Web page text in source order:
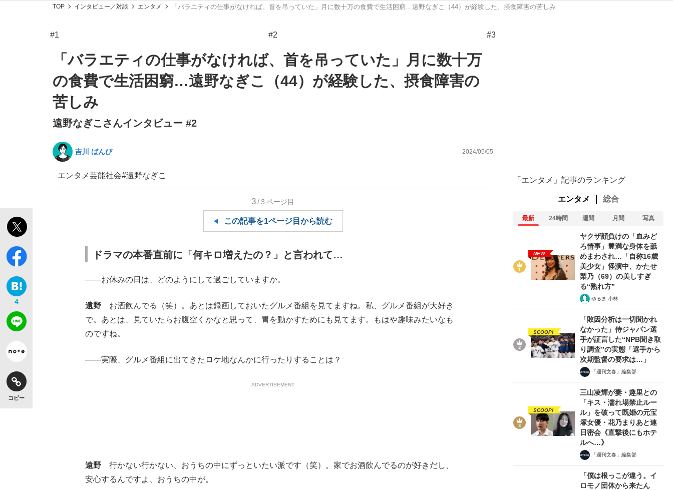
the Style
TOP インタビュー／対談 エンタメ 「バラエティの仕事がなければ、首を吊っていた」月に数十万の食費で生活困窮…遠野なぎこ（44）が経験した、摂食障害の苦しみ
#1 #2 #3
「バラエティの仕事がなければ、首を吊っていた」月に数十万
の食費で生活困窮…遠野なぎこ（44）が経験した、摂食障害の
苦しみ
遠野なぎこさんインタビュー #2
吉川 ばんび 2024/05/05
エンタメ芸能社会#遠野なぎこ
4
コピー
3/3 ページ目
この記事を1ページ目から読む
ドラマの本番直前に「何キロ増えたの？」と言われて…
――お休みの日は、どのようにして過ごしていますか。
遠野 お酒飲んでる（笑）。あとは録画しておいたグルメ番組を見てますね。私、グルメ番組が大好き
で。あとは、見ていたらお腹空くかなと思って、胃を動かすためにも見てます。もはや趣味みたいなも
のですね。
――実際、グルメ番組に出てきたロケ地なんかに行ったりすることは？
ADVERTISEMENT
遠野 行かない行かない、おうちの中にずっといたい派です（笑）。家でお酒飲んでるのが好きだし、
安心するんですよ、おうちの中が。
「エンタメ」記事のランキング
エンタメ 総合
最新 24時間 週間 月間 写真
NEW
ヤクザ顔負けの「血みど
ろ情事」豊満な身体を舐
めまわされ…「自称16歳
美少女」怪演中、かたせ
梨乃（69）の美しすぎ
る“熟れ方”
ゆるま 小林
SCOOP!
「敗因分析は一切聞かれ
なかった」侍ジャパン選
手が証言した“NPB聞き取
り調査”の実態「選手から
次期監督の要求は…」
「週刊文春」編集部
SCOOP!
三山凌輝が妻・趣里との
「キス・濡れ場禁止ルー
ル」を破って既婚の元宝
塚女優・花乃まりあと連
日密会《直撃後にもホテ
ルへ…》
「週刊文春」編集部
「僕は根っこが違う。イ
ロモノ団体から来たん